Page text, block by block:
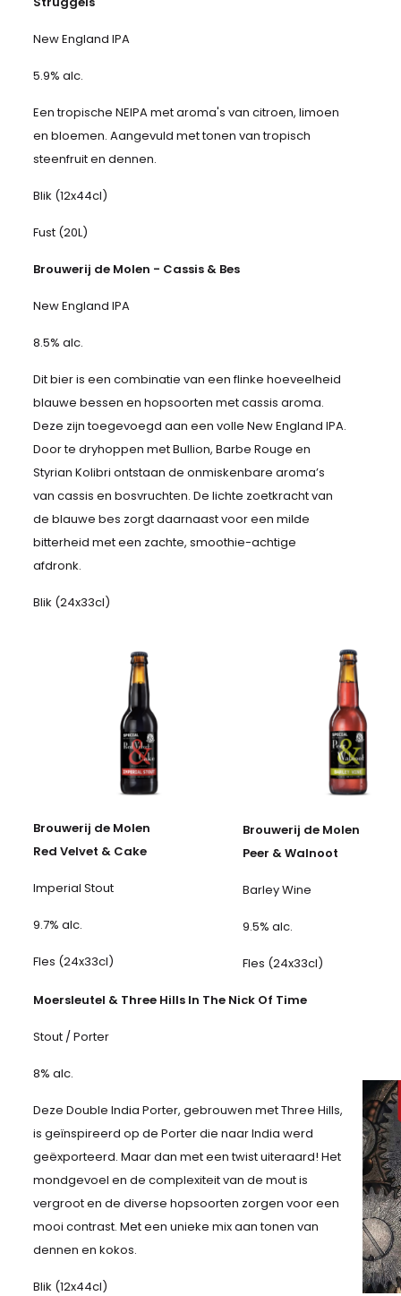
New England IPA
5.9% alc.
Een tropische NEIPA met aroma's van citroen, limoen
en bloemen. Aangevuld met tonen van tropisch
steenfruit en dennen.
Blik (12x44cl)
Fust (20L)
Brouwerij de Molen - Cassis & Bes
New England IPA
8.5% alc.
Dit bier is een combinatie van een flinke hoeveelheid
blauwe bessen en hopsoorten met cassis aroma.
Deze zijn toegevoegd aan een volle New England IPA.
Door te dryhoppen met Bullion, Barbe Rouge en
Styrian Kolibri ontstaan de onmiskenbare aroma’s
van cassis en bosvruchten. De lichte zoetkracht van
de blauwe bes zorgt daarnaast voor een milde
bitterheid met een zachte, smoothie-achtige
afdronk.
Blik (24x33cl)
Brouwerij de Molen
Red Velvet & Cake
Imperial Stout
9.7% alc.
Fles (24x33cl)
Brouwerij de Molen
Peer & Walnoot
Barley Wine
9.5% alc.
Fles (24x33cl)
Moersleutel & Three Hills In The Nick Of Time
Stout / Porter
8% alc.
Deze Double India Porter, gebrouwen met Three Hills,
is geïnspireerd op de Porter die naar India werd
geëxporteerd. Maar dan met een twist uiteraard! Het
mondgevoel en de complexiteit van de mout is
vergroot en de diverse hopsoorten zorgen voor een
mooi contrast. Met een unieke mix aan tonen van
dennen en kokos.
Blik (12x44cl)